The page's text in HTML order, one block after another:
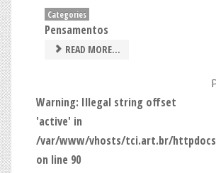
Categories
Pensamentos
READ MORE...
Warning: Illegal string offset
'active' in
/var/www/vhosts/tci.art.br/
on line 90